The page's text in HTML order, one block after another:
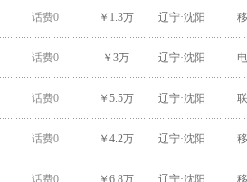
话费0 ￥1.3万 辽宁·沈阳
话费0 ￥3万 辽宁·沈阳
话费0 ￥5.5万 辽宁·沈阳
话费0 ￥4.2万 辽宁·沈阳
话费0 ￥6.8万 辽宁·沈阳